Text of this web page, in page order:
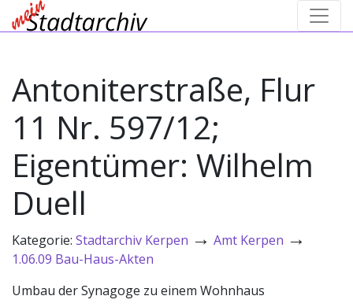
Antoniterstraße, Flur
11 Nr. 597/12;
Eigentümer: Wilhelm
Duell
Kategorie: Stadtarchiv Kerpen → Amt Kerpen →
1.06.09 Bau-Haus-Akten
Umbau der Synagoge zu einem Wohnhaus